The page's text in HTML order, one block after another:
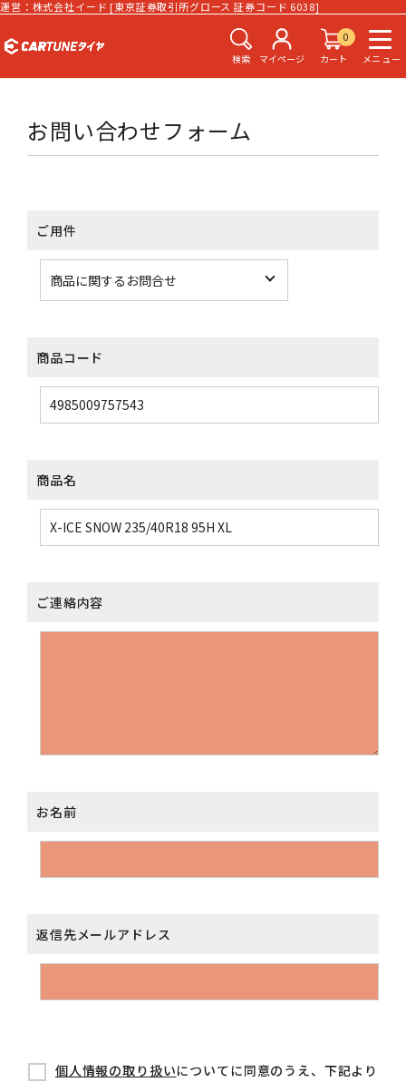
運営：株式会社イード [東京証券取引所グロース 証券コード 6038]
検索 マイページ
0
カート
メニュー
お問い合わせフォーム
ご用件
商品コード
商品名
ご連絡内容
お名前
返信先メールアドレス
個人情報の取り扱いについてに同意のうえ、下記より